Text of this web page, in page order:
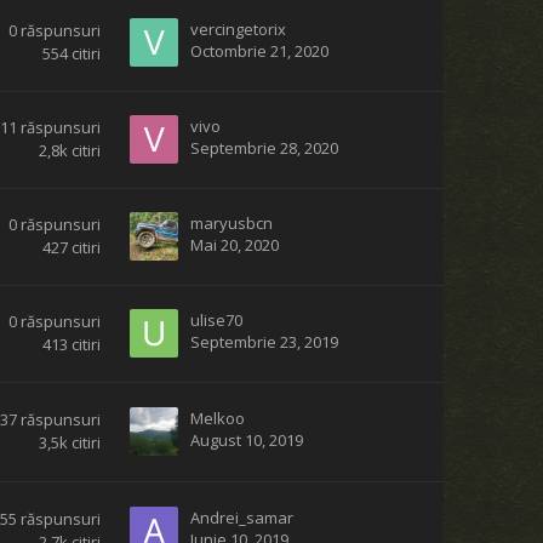
0 răspunsuri
554 citiri
vercingetorix
Octombrie 21, 2020
11 răspunsuri
2,8k citiri
vivo
Septembrie 28, 2020
0 răspunsuri
427 citiri
maryusbcn
Mai 20, 2020
0 răspunsuri
413 citiri
ulise70
Septembrie 23, 2019
37 răspunsuri
3,5k citiri
Melkoo
August 10, 2019
55 răspunsuri
Andrei_samar